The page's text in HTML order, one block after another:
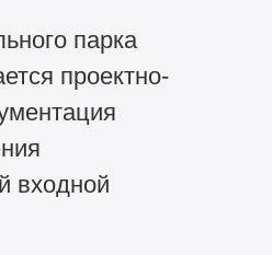
парка
проектно-
входной